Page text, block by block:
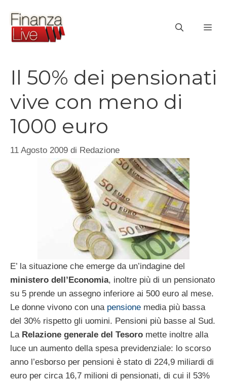
contenuto
Il 50% dei pensionati
vive con meno di
1000 euro
11 Agosto 2009 di Redazione
E’ la situazione che emerge da un’indagine del
ministero dell’Economia, inoltre più di un pensionato
su 5 prende un assegno inferiore ai 500 euro al mese.
Le donne vivono con una pensione media più bassa
del 30% rispetto gli uomini. Pensioni più basse al Sud.
La Relazione generale del Tesoro mette inoltre alla
luce un aumento della spesa previdenziale: lo scorso
anno l’esborso per pensioni è stato di 224,9 miliardi di
euro per circa 16,7 milioni di pensionati, di cui il 53%